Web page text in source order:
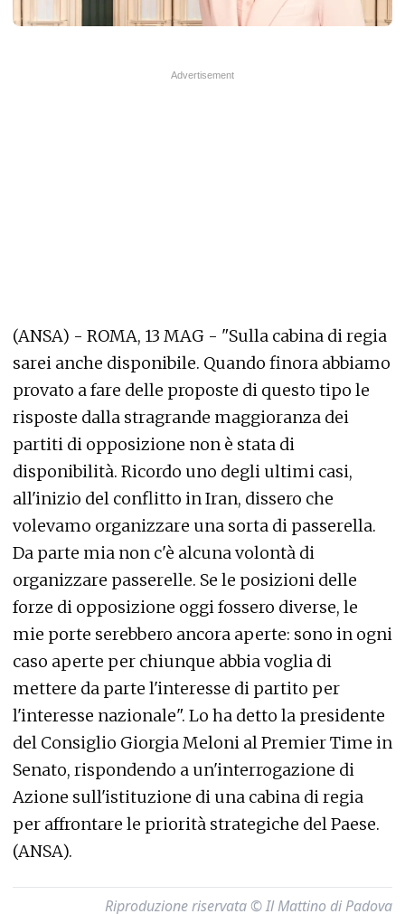
(ANSA) - ROMA, 13 MAG - "Sulla cabina di regia
sarei anche disponibile. Quando finora abbiamo
provato a fare delle proposte di questo tipo le
risposte dalla stragrande maggioranza dei
partiti di opposizione non è stata di
disponibilità. Ricordo uno degli ultimi casi,
all'inizio del conflitto in Iran, dissero che
volevamo organizzare una sorta di passerella.
Da parte mia non c'è alcuna volontà di
organizzare passerelle. Se le posizioni delle
forze di opposizione oggi fossero diverse, le
mie porte serebbero ancora aperte: sono in ogni
caso aperte per chiunque abbia voglia di
mettere da parte l'interesse di partito per
l'interesse nazionale". Lo ha detto la presidente
del Consiglio Giorgia Meloni al Premier Time in
Senato, rispondendo a un'interrogazione di
Azione sull'istituzione di una cabina di regia
per affrontare le priorità strategiche del Paese.
(ANSA).
Riproduzione riservata © Il Mattino di Padova